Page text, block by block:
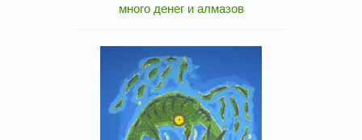
много денег и алмазов